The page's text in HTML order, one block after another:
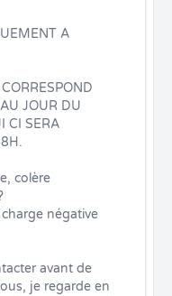
A
JOUR DU
CI SERA
colère
charge négative
avant de
je regarde en